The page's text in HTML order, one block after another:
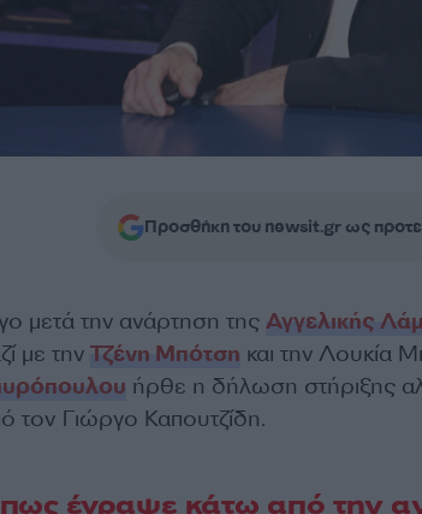
Προσθήκη του newsit.gr ως
μετά την ανάρτηση της Αγγελικής
με την Τζένη Μπότση και την Λουκία
ήρθε η δήλωση στήριξης
τον Γιώργο Καπουτζίδη.
έγραψε κάτω από την